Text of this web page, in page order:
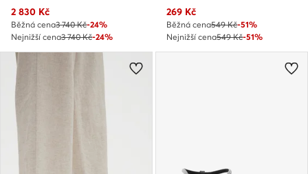
Aktuální cena
2 830 Kč
Běžná cena3 740 Kč-24%
Nejnižší cena3 740 Kč-24%
Aktuální cena
269 Kč
Běžná cena549 Kč-51%
Nejnižší cena549 Kč-51%